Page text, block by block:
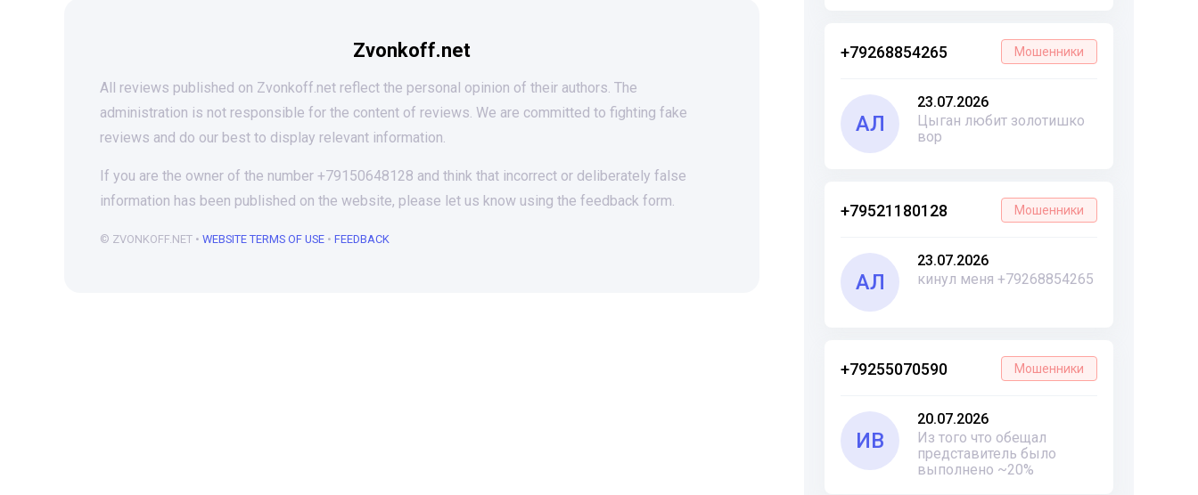
+79268854265 Мошенники
АЛ
23.07.2026
Цыган любит золотишко
вор
+79521180128 Мошенники
АЛ
23.07.2026
кинул меня +79268854265
+79255070590 Мошенники
ИВ
20.07.2026
Из того что обещал
представитель было
выполнено ~20%
Zvonkoff.net
All reviews published on Zvonkoff.net reflect the personal opinion of their authors. The
administration is not responsible for the content of reviews. We are committed to fighting fake
reviews and do our best to display relevant information.
If you are the owner of the number +79150648128 and think that incorrect or deliberately false
information has been published on the website, please let us know using the feedback form.
© ZVONKOFF.NET • WEBSITE TERMS OF USE • FEEDBACK